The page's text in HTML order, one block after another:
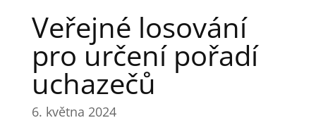
Veřejné losování
pro určení pořadí
uchazečů
6. května 2024